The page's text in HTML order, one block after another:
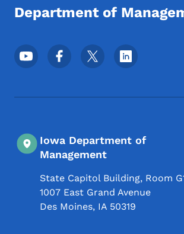
Department of
Menú de redes sociales del
Iowa Department of
Management
State Capitol Building, Room
1007 East Grand Avenue
Des Moines, IA 50319